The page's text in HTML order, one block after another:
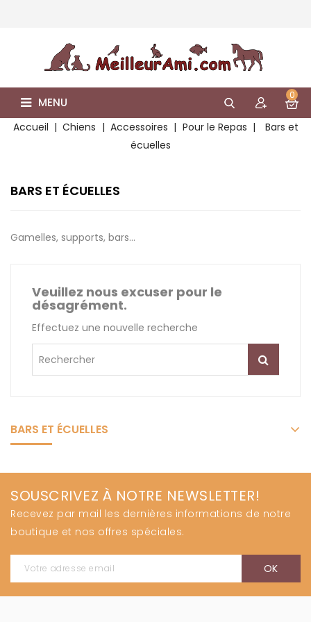
0
MENU
Accueil Chiens Accessoires Pour le Repas
Bars et
écuelles
BARS ET ÉCUELLES
Gamelles, supports, bars...
Veuillez nous excuser pour le
désagrément.
Effectuez une nouvelle recherche
BARS ET ÉCUELLES
SOUSCRIVEZ À NOTRE NEWSLETTER!
Recevez par mail les dernières informations de notre
boutique et nos offres spéciales.